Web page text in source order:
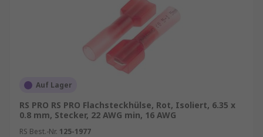
Auf Lager
RS PRO RS PRO Flachsteckhülse, Rot, Isoliert, 6.35 x
0.8 mm, Stecker, 22 AWG min, 16 AWG
RS Best.-Nr. 125-1977